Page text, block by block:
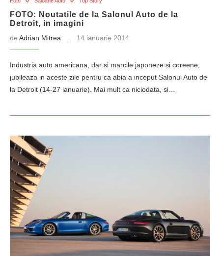
FOTO: Noutatile de la Salonul Auto de la
Detroit, in imagini
de Adrian Mitrea 14 ianuarie 2014
Industria auto americana, dar si marcile japoneze si coreene,
jubileaza in aceste zile pentru ca abia a inceput Salonul Auto de
la Detroit (14-27 ianuarie). Mai mult ca niciodata, si…